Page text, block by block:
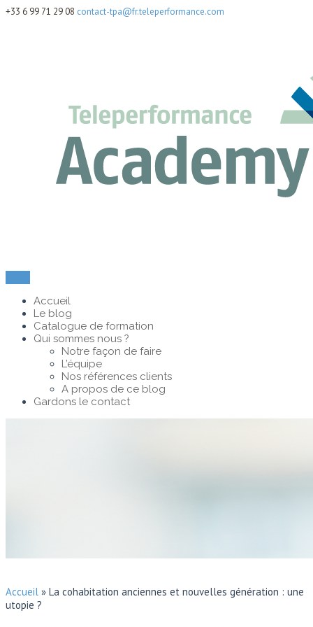
+33 6 99 71 29 08 contact-tpa@fr.teleperformance.com
Accueil
Le blog
Catalogue de formation
Qui sommes nous ?
Notre façon de faire
L’équipe
Nos références clients
A propos de ce blog
Gardons le contact
Accueil » La cohabitation anciennes et nouvelles génération : une
utopie ?